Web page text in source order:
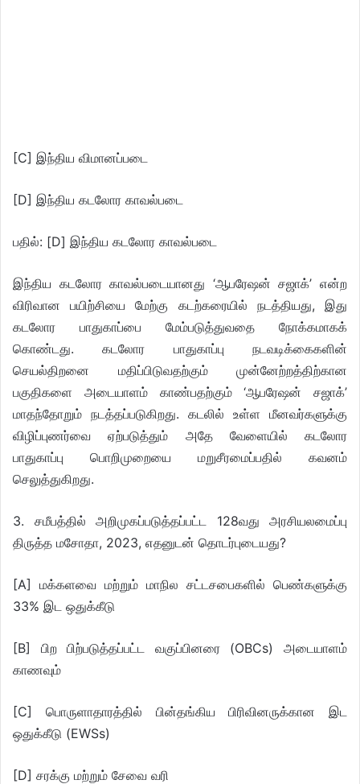
[C] இந்திய விமானப்படை
[D] இந்திய கடலோர காவல்படை
பதில்: [D] இந்திய கடலோர காவல்படை
இந்திய கடலோர காவல்படையானது ‘ஆபரேஷன் சஜாக்’ என்ற
விரிவான பயிற்சியை மேற்கு கடற்கரையில் நடத்தியது, இது
கடலோர பாதுகாப்பை மேம்படுத்துவதை நோக்கமாகக்
கொண்டது. கடலோர பாதுகாப்பு நடவடிக்கைகளின்
செயல்திறனை மதிப்பிடுவதற்கும் முன்னேற்றத்திற்கான
பகுதிகளை அடையாளம் காண்பதற்கும் ‘ஆபரேஷன் சஜாக்’
மாதந்தோறும் நடத்தப்படுகிறது. கடலில் உள்ள மீனவர்களுக்கு
விழிப்புணர்வை ஏற்படுத்தும் அதே வேளையில் கடலோர
பாதுகாப்பு பொறிமுறையை மறுசீரமைப்பதில் கவனம்
செலுத்துகிறது.
3. சமீபத்தில் அறிமுகப்படுத்தப்பட்ட 128வது அரசியலமைப்பு
திருத்த மசோதா, 2023, எதனுடன் தொடர்புடையது?
[A] மக்களவை மற்றும் மாநில சட்டசபைகளில் பெண்களுக்கு
33% இட ஒதுக்கீடு
[B] பிற பிற்படுத்தப்பட்ட வகுப்பினரை (OBCs) அடையாளம்
காணவும்
[C] பொருளாதாரத்தில் பின்தங்கிய பிரிவினருக்கான இட
ஒதுக்கீடு (EWSs)
[D] சரக்கு மற்றும் சேவை வரி